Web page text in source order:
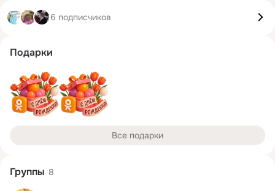
6 подписчиков
Подарки
Все подарки
Группы 8